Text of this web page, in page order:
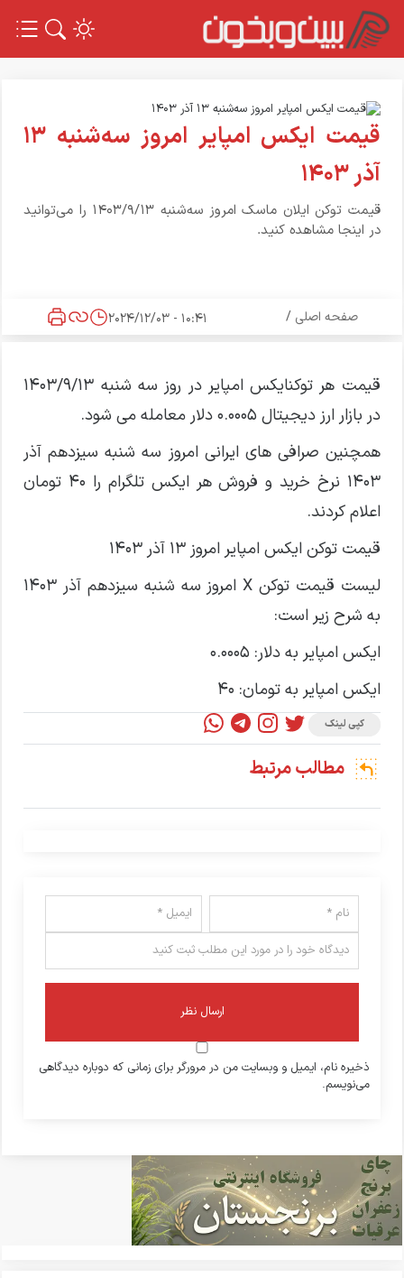
صفحه اصلی /
10:41 - 2024/12/03
قیمت ایکس امپایر امروز سه‌شنبه ۱۳
آذر ۱۴۰۳
قیمت توکن ایلان ماسک امروز سه‌شنبه ۱۴۰۳/۹/۱۳ را می‌توانید
در اینجا مشاهده کنید.
قیمت هر توکنایکس امپایر در روز سه شنبه ۱۴۰۳/۹/۱۳
در بازار ارز دیجیتال ۰.۰۰۰۵ دلار معامله می شود.
همچنین صرافی های ایرانی امروز سه شنبه سیزدهم آذر
۱۴۰۳ نرخ خرید و فروش هر ایکس تلگرام را ۴۰ تومان
اعلام کردند.
قیمت توکن ایکس امپایر امروز ۱۳ آذر ۱۴۰۳
لیست قیمت توکن X امروز سه شنبه سیزدهم آذر ۱۴۰۳
به شرح زیر است:
ایکس امپایر به دلار: ۰.۰۰۰۵
ایکس امپایر به تومان: ۴۰
کپی لینک
مطالب مرتبط
ذخیره نام، ایمیل و وبسایت من در مرورگر برای زمانی که دوباره دیدگاهی
می‌نویسم.